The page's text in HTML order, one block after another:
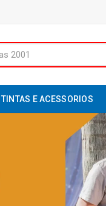
TINTAS E ACESSORIOS